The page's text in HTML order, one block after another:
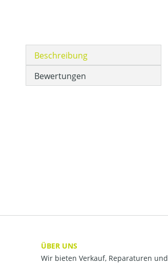
Beschreibung
Bewertungen
ÜBER UNS
Wir bieten Verkauf, Reparaturen und